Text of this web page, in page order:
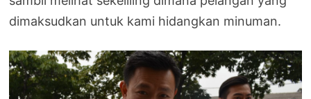
dimaksudkan untuk kami hidangkan minuman.